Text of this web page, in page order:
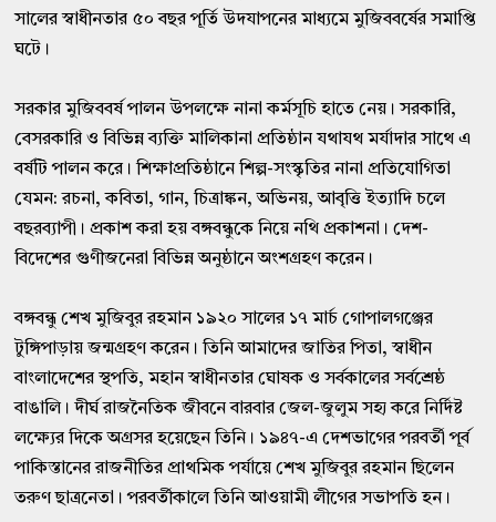
সালের স্বাধীনতার ৫০ বছর পূর্তি উদযাপনের মাধ্যমে মুজিববর্ষের সমাপ্তি
ঘটে।
সরকার মুজিববর্ষ পালন উপলক্ষে নানা কর্মসূচি হাতে নেয়। সরকারি,
বেসরকারি ও বিভিন্ন ব্যক্তি মালিকানা প্রতিষ্ঠান যথাযথ মর্যাদার সাথে এ
বর্ষটি পালন করে। শিক্ষাপ্রতিষ্ঠানে শিল্প-সংস্কৃতির নানা প্রতিযােগিতা
যেমন: রচনা, কবিতা, গান, চিত্রাঙ্কন, অভিনয়, আবৃত্তি ইত্যাদি চলে
বছরব্যাপী। প্রকাশ করা হয় বঙ্গবন্ধুকে নিয়ে নথি প্রকাশনা। দেশ-
বিদেশের গুণীজনেরা বিভিন্ন অনুষ্ঠানে অংশগ্রহণ করেন।
বঙ্গবন্ধু শেখ মুজিবুর রহমান ১৯২০ সালের ১৭ মার্চ গােপালগঞ্জের
টুঙ্গিপাড়ায় জন্মগ্রহণ করেন। তিনি আমাদের জাতির পিতা, স্বাধীন
বাংলাদেশের স্থপতি, মহান স্বাধীনতার ঘােষক ও সর্বকালের সর্বশ্রেষ্ঠ
বাঙালি। দীর্ঘ রাজনৈতিক জীবনে বারবার জেল-জুলুম সহ্য করে নির্দিষ্ট
লক্ষ্যের দিকে অগ্রসর হয়েছেন তিনি। ১৯৪৭-এ দেশভাগের পরবর্তী পূর্ব
পাকিস্তানের রাজনীতির প্রাথমিক পর্যায়ে শেখ মুজিবুর রহমান ছিলেন
তরুণ ছাত্রনেতা। পরবর্তীকালে তিনি আওয়ামী লীগের সভাপতি হন।